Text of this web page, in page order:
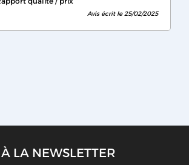
Avis écrit le 25/02/2025
LA NEWSLETTER